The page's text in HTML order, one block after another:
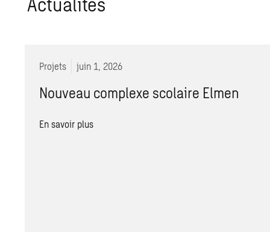
Projets juin 1, 2026
Nouveau complexe scolaire Elmen
En savoir plus